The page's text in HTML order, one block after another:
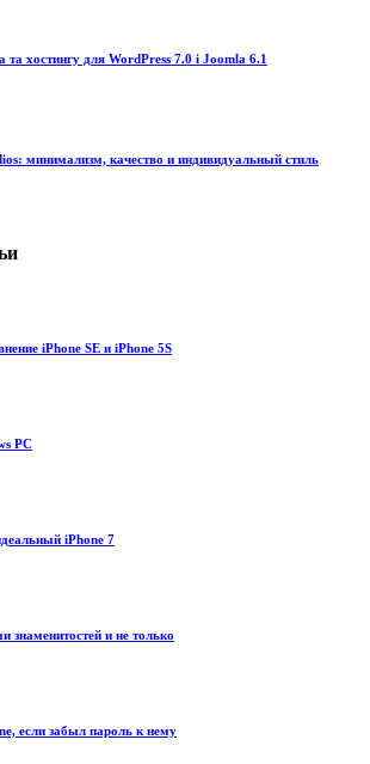
та хостингу для WordPress 7.0 і Joomla 6.1
минимализм, качество и индивидуальный стиль
iPhone SE и iPhone 5S
PC
iPhone 7
знаменитостей и не только
если забыл пароль к нему